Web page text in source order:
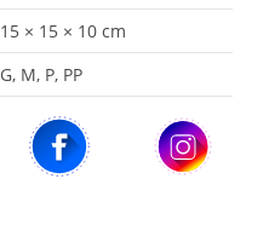
15 × 15 × 10 cm
G, M, P, PP